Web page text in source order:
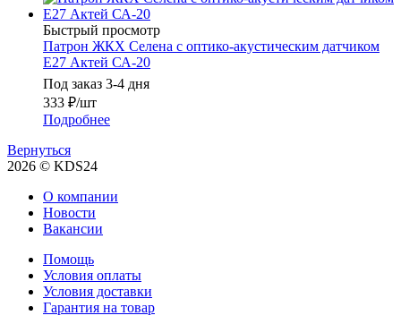
Быстрый просмотр
Патрон ЖКХ Селена с оптико-акустическим датчиком
E27 Актей СА-20
Под заказ 3-4 дня
333 ₽/шт
Подробнее
Вернуться
2026 © KDS24
О компании
Новости
Вакансии
Помощь
Условия оплаты
Условия доставки
Гарантия на товар